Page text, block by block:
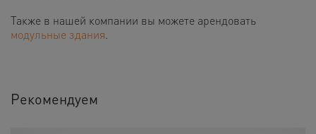
Также в нашей компании вы можете арендовать
модульные здания
Рекомендуем